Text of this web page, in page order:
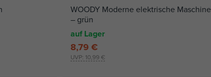
WOODY Moderne elektrische Maschine
– grün
auf Lager
UVP: 10,99 €
8,79 €